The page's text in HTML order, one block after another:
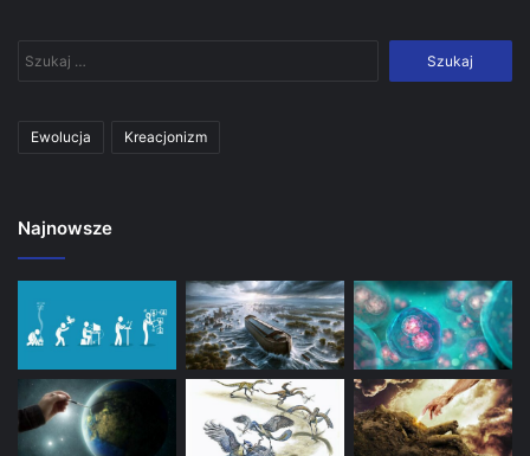
Szukaj:
Ewolucja Kreacjonizm
Najnowsze